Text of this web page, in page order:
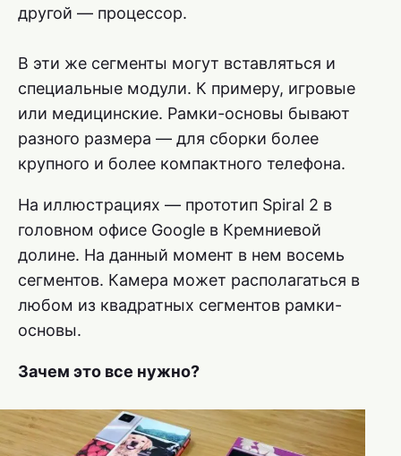
другой — процессор.
В эти же сегменты могут вставляться и
специальные модули. К примеру, игровые
или медицинские. Рамки-основы бывают
разного размера — для сборки более
крупного и более компактного телефона.
На иллюстрациях — прототип Spiral 2 в
головном офисе Google в Кремниевой
долине. На данный момент в нем восемь
сегментов. Камера может располагаться в
любом из квадратных сегментов рамки-
основы.
Зачем это все нужно?